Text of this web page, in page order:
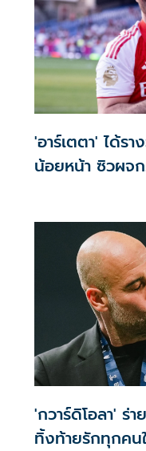
'อาร์เตตา' ได้ร
น้อยหน้า ซิวผจ
'กวาร์ดิโอลา' ร่า
ทิ้งท้ายรักทุกคน